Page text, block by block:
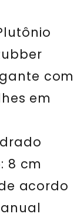
com
em
8 cm
acordo